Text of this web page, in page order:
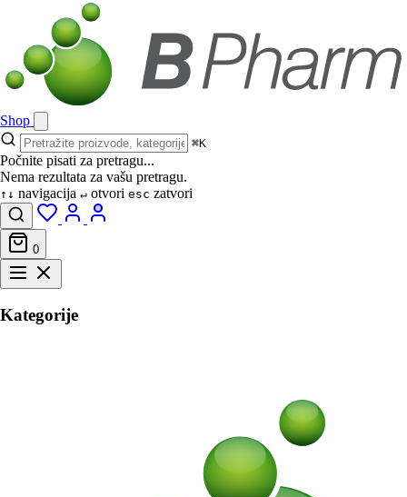
Shop
⌘K
Počnite pisati za pretragu...
Nema rezultata za vašu pretragu.
↑↓ navigacija ↵ otvori esc zatvori
0
Kategorije